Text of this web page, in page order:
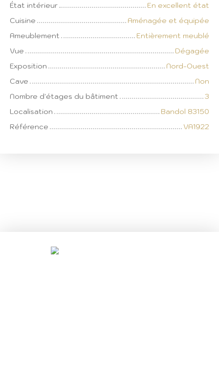
État intérieur
En excellent état
Cuisine
Aménagée et équipée
Ameublement
Entièrement meublé
Vue
Dégagée
Exposition
Nord-Ouest
Cave
Non
Nombre d'étages du bâtiment
3
Localisation
Bandol 83150
Référence
VA1922